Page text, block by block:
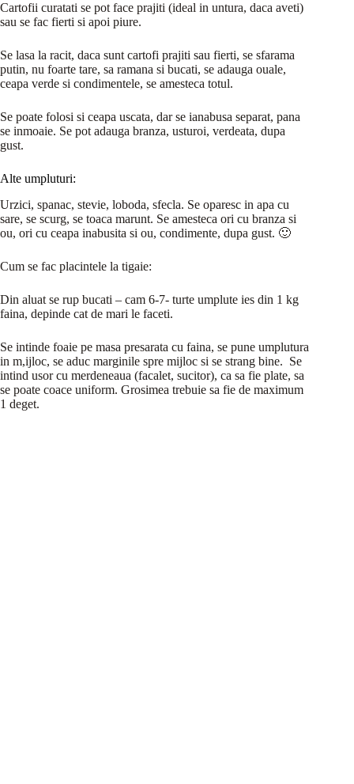
Cartofii curatati se pot face prajiti (ideal in untura, daca aveti)
sau se fac fierti si apoi piure.
Se lasa la racit, daca sunt cartofi prajiti sau fierti, se sfarama
putin, nu foarte tare, sa ramana si bucati, se adauga ouale,
ceapa verde si condimentele, se amesteca totul.
Se poate folosi si ceapa uscata, dar se ianabusa separat, pana
se inmoaie. Se pot adauga branza, usturoi, verdeata, dupa
gust.
Alte umpluturi:
Urzici, spanac, stevie, loboda, sfecla. Se oparesc in apa cu
sare, se scurg, se toaca marunt. Se amesteca ori cu branza si
ou, ori cu ceapa inabusita si ou, condimente, dupa gust. 🙂
Cum se fac placintele la tigaie:
Din aluat se rup bucati – cam 6-7- turte umplute ies din 1 kg
faina, depinde cat de mari le faceti.
Se intinde foaie pe masa presarata cu faina, se pune umplutura
in m,ijloc, se aduc marginile spre mijloc si se strang bine. Se
intind usor cu merdeneaua (facalet, sucitor), ca sa fie plate, sa
se poate coace uniform. Grosimea trebuie sa fie de maximum
1 deget.